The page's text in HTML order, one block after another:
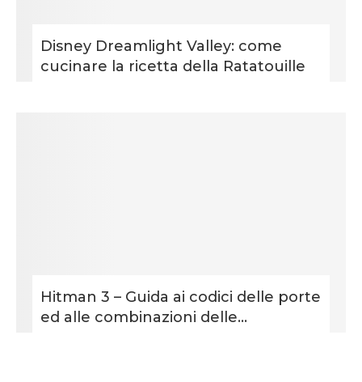
Disney Dreamlight Valley: come
cucinare la ricetta della Ratatouille
Hitman 3 – Guida ai codici delle porte
ed alle combinazioni delle...